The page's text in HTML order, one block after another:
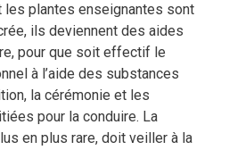
les plantes enseignantes sont
ils deviennent des aides
pour que soit effectif le
à l’aide des substances
la cérémonie et les
pour la conduire. La
en plus rare, doit veiller à la